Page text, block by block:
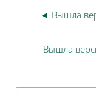
◄ Вышла
Вышла